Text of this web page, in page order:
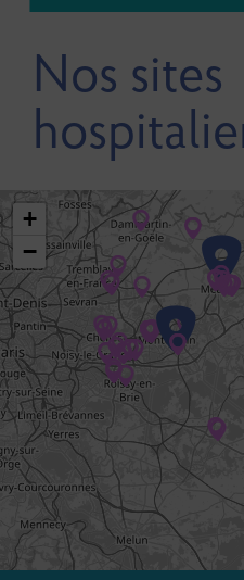
Nos sites
+
−